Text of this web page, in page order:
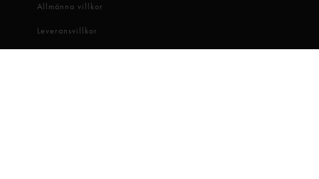
Allmänna villkor
Leveransvillkor